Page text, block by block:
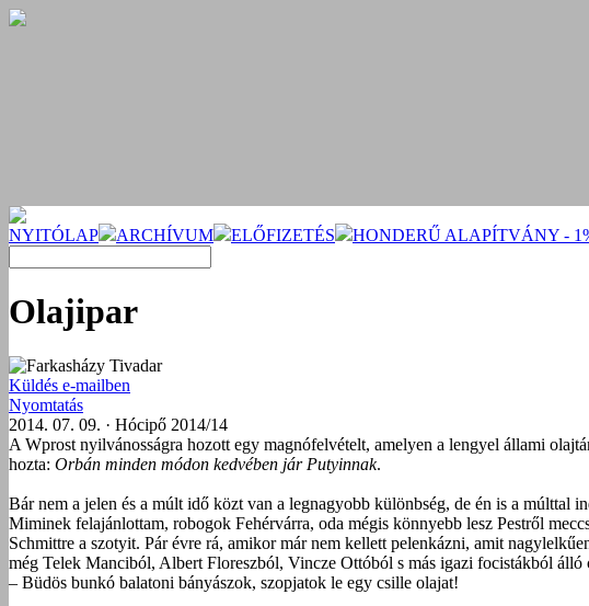
NYITÓLAP ARCHÍVUM ELŐFIZETÉS HONDERŰ ALAPÍTVÁNY -
Olajipar
Farkasházy Tivadar
Küldés e-mailben
Nyomtatás
2014. 07. 09. · Hócipő 2014/14
A Wprost nyilvánosságra hozott egy magnófelvételt, amelyen a lengyel állami
hozta: Orbán minden módon kedvében jár Putyinnak.
Bár nem a jelen és a múlt idő közt van a legnagyobb különbség, de én is a
Miminek felajánlottam, robogok Fehérvárra, oda mégis könnyebb lesz Pestről
Schmittre a szotyit. Pár évre rá, amikor már nem kellett pelenkázni, amit
még Telek Manciból, Albert Floreszból, Vincze Ottóból s más igazi focistákból álló
– Büdös bunkó balatoni bányászok, szopjatok le egy csille olajat!